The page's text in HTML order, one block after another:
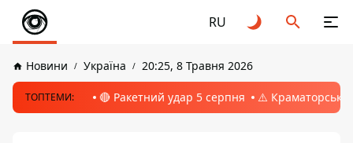
RU
Новини Україна 20:25, 8 Травня 2026
ТОПТЕМИ: 🔴 Ракетний удар 5 серпня ⚠️ Краматорськ,